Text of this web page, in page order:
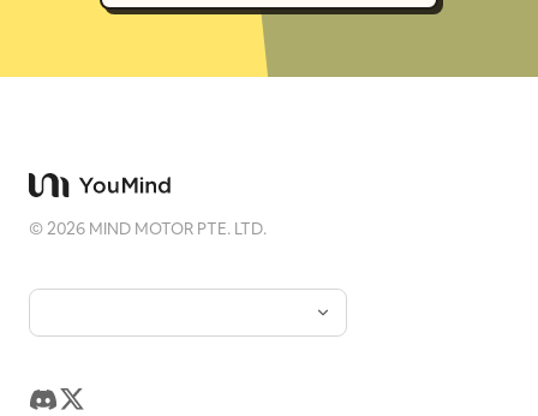
©2026 MIND MOTOR PTE. LTD.